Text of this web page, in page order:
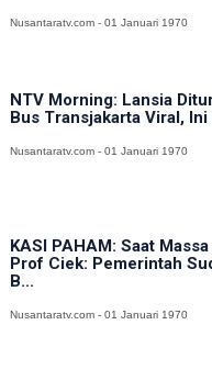
Nusantaratv.com - 01 Januari 1970
NTV Morning: Lansia
Bus Transjakarta Viral, Ini
Nusantaratv.com - 01 Januari 1970
KASI PAHAM: Saat
Prof Ciek: Pemerintah
B...
Nusantaratv.com - 01 Januari 1970